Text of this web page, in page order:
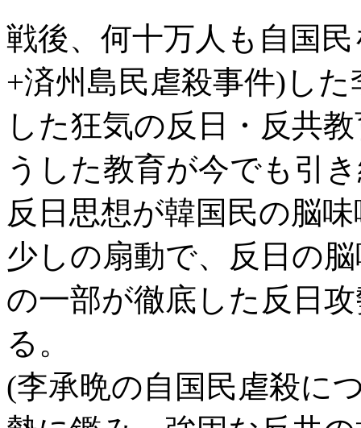
戦後、何十万人も自国
+済州島民虐殺事件)し
した狂気の反日・反共
うした教育が今でも引
反日思想が韓国民の脳
少しの扇動で、反日の
の一部が徹底した反日
る。
(李承晩の自国民虐殺に